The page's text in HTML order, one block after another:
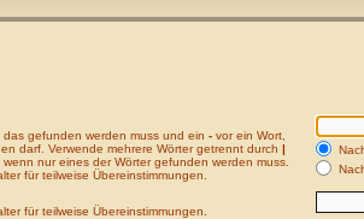
das gefunden werden muss und ein - vor ein Wort,
darf. Verwende mehrere Wörter getrennt durch |
nur eines der Wörter gefunden werden muss.
für teilweise Übereinstimmungen.
für teilweise Übereinstimmungen.